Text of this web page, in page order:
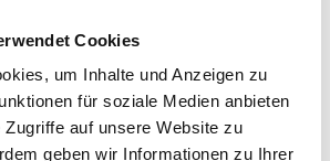
Cookies
um Inhalte und Anzeigen zu
für soziale Medien anbieten
auf unsere Website zu
geben wir Informationen zu Ihrer
1